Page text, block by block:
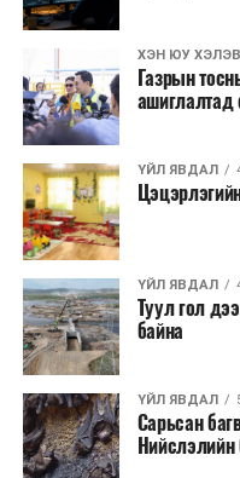
ХЭН ЮУ
Газрын
ашиглалтад
ҮЙЛ ЯВДАЛ
ҮЙЛ ЯВДАЛ
Туул гол
байна
ҮЙЛ ЯВДАЛ
Сарьсан
Нийслэлийн